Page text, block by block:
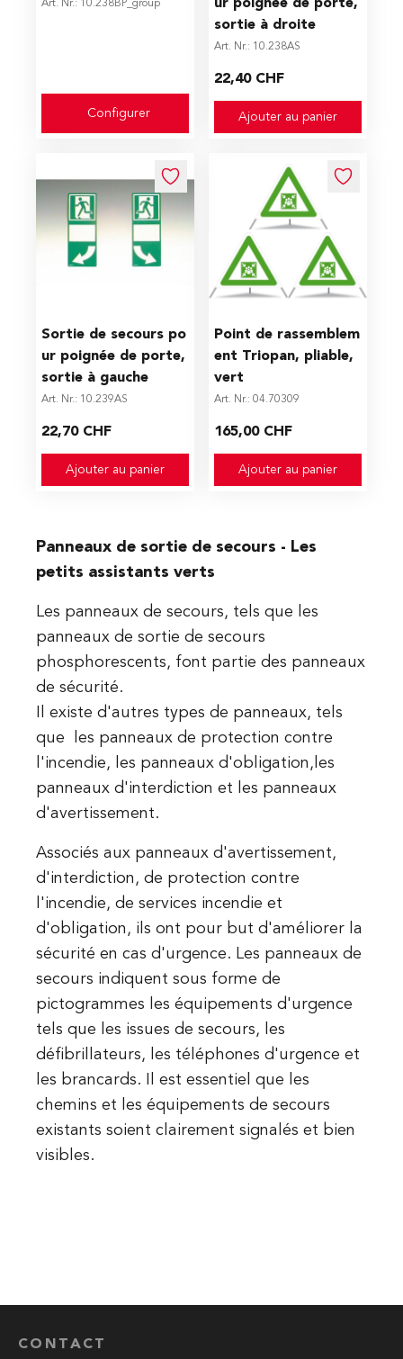
Art. Nr.: 10.238BP_group
Configurer
ur poignée de porte,
sortie à droite
Art. Nr.: 10.238AS
22,40 CHF
Ajouter au panier
Sortie de secours po
ur poignée de porte,
sortie à gauche
Art. Nr.: 10.239AS
22,70 CHF
Ajouter au panier
Point de rassemblem
ent Triopan, pliable,
vert
Art. Nr.: 04.70309
165,00 CHF
Ajouter au panier
Panneaux de sortie de secours - Les
petits assistants verts
Les panneaux de secours, tels que les
panneaux de sortie de secours
phosphorescents, font partie des panneaux
de sécurité.
Il existe d'autres types de panneaux, tels
que les panneaux de protection contre
l'incendie, les panneaux d'obligation,les
panneaux d'interdiction et les panneaux
d'avertissement.
Associés aux panneaux d'avertissement,
d'interdiction, de protection contre
l'incendie, de services incendie et
d'obligation, ils ont pour but d'améliorer la
sécurité en cas d'urgence. Les panneaux de
secours indiquent sous forme de
pictogrammes les équipements d'urgence
tels que les issues de secours, les
défibrillateurs, les téléphones d'urgence et
les brancards. Il est essentiel que les
chemins et les équipements de secours
existants soient clairement signalés et bien
visibles.
CONTACT